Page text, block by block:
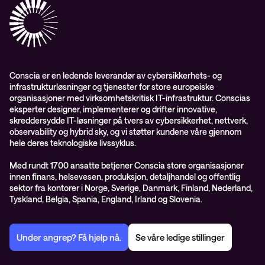
Conscia Education Services
Conscia er en ledende leverandør av cybersikkerhets- og
infrastrukturløsninger og tjenester for store europeiske
organisasjoner med virksomhetskritisk IT-infrastruktur. Conscias
eksperter designer, implementerer og drifter innovative,
skreddersydde IT-løsninger på tvers av cybersikkerhet, nettverk,
observability og hybrid sky, og vi støtter kundene våre gjennom
hele deres teknologiske livssyklus.
Med rundt 1700 ansatte betjener Conscia store organisasjoner
innen finans, helsevesen, produksjon, detaljhandel og offentlig
sektor fra kontorer i Norge, Sverige, Danmark, Finland, Nederland,
Tyskland, Belgia, Spania, England, Irland og Slovenia.
Under angrep? Få hjelp nå. Se våre ledige stillinger